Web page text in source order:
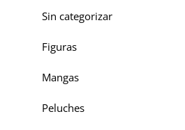
Sin categorizar
Figuras
Mangas
Peluches